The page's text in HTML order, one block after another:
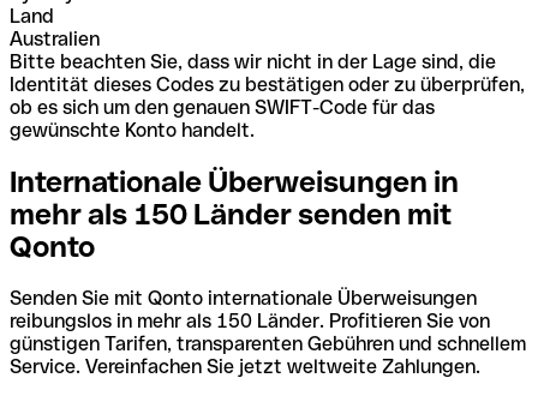
Land
Australien
Bitte beachten Sie, dass wir nicht in der Lage sind, die
Identität dieses Codes zu bestätigen oder zu überprüfen,
ob es sich um den genauen SWIFT-Code für das
gewünschte Konto handelt.
Internationale Überweisungen in
mehr als 150 Länder senden mit
Qonto
Senden Sie mit Qonto internationale Überweisungen
reibungslos in mehr als 150 Länder. Profitieren Sie von
günstigen Tarifen, transparenten Gebühren und schnellem
Service. Vereinfachen Sie jetzt weltweite Zahlungen.